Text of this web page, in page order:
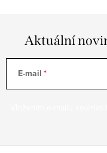
Aktuální
E-mail